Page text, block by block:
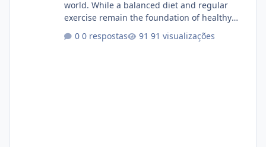
world. While a balanced diet and regular
exercise remain the foundation of healthy
dietary supplements for additional support.
0 respostas 91 visualizações